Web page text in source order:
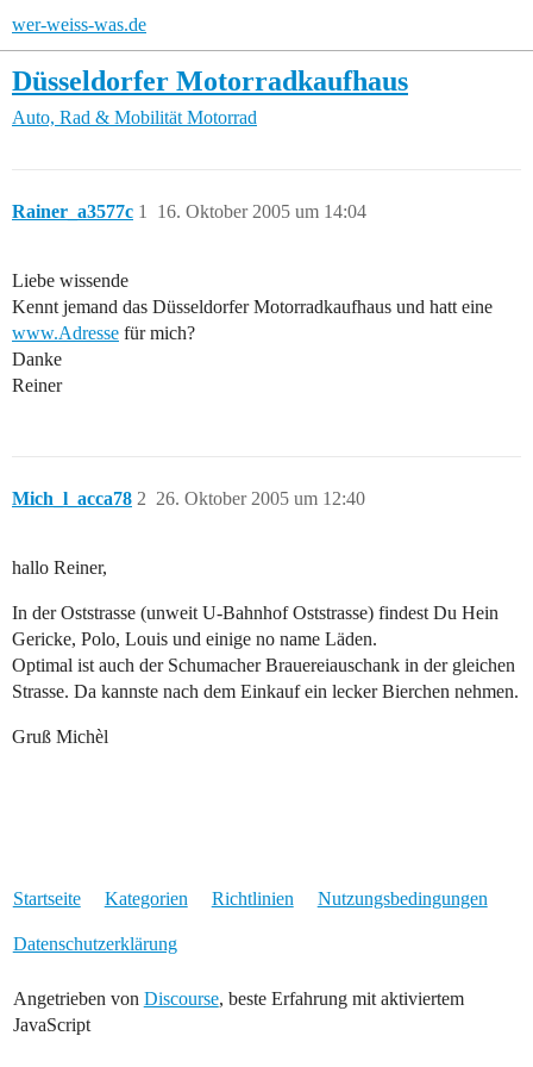
wer-weiss-was.de
Düsseldorfer Motorradkaufhaus
Auto, Rad & Mobilität Motorrad
Rainer_a3577c 16. Oktober 2005 um 14:04
1
Liebe wissende
Kennt jemand das Düsseldorfer Motorradkaufhaus und hatt eine
www.Adresse für mich?
Danke
Reiner
Mich_l_acca78 26. Oktober 2005 um 12:40
2
hallo Reiner,
In der Oststrasse (unweit U-Bahnhof Oststrasse) findest Du Hein
Gericke, Polo, Louis und einige no name Läden.
Optimal ist auch der Schumacher Brauereiauschank in der gleichen
Strasse. Da kannste nach dem Einkauf ein lecker Bierchen nehmen.
Gruß Michèl
Startseite Kategorien Richtlinien Nutzungsbedingungen
Datenschutzerklärung
Angetrieben von Discourse, beste Erfahrung mit aktiviertem
JavaScript